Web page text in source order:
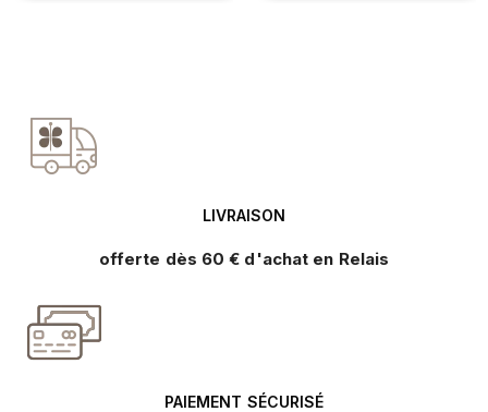
LIVRAISON
offerte dès 60 € d'achat en Relais
PAIEMENT SÉCURISÉ